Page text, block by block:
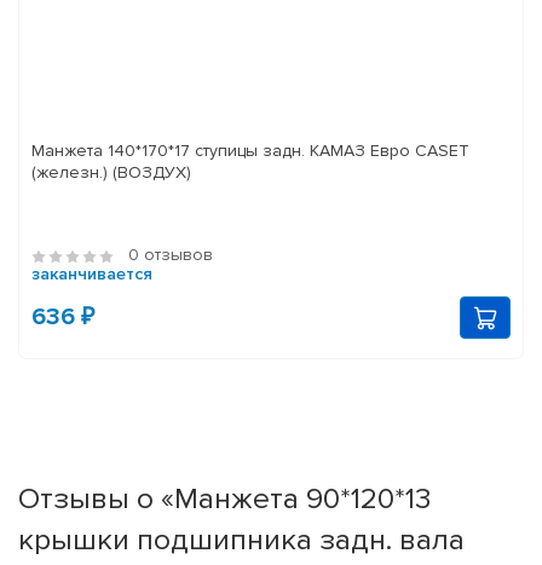
Манжета 140*170*17 ступицы задн. КАМАЗ Евро CASET
(железн.) (ВОЗДУХ)
0 отзывов
заканчивается
636 ₽
Отзывы о «Манжета 90*120*13
крышки подшипника задн. вала